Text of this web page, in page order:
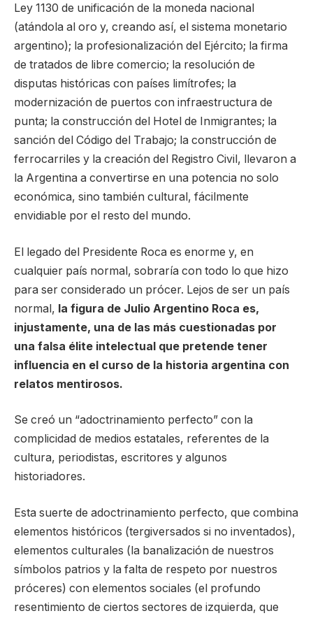
Ley 1130 de unificación de la moneda nacional
(atándola al oro y, creando así, el sistema monetario
argentino); la profesionalización del Ejército; la firma
de tratados de libre comercio; la resolución de
disputas históricas con países limítrofes; la
modernización de puertos con infraestructura de
punta; la construcción del Hotel de Inmigrantes; la
sanción del Código del Trabajo; la construcción de
ferrocarriles y la creación del Registro Civil, llevaron a
la Argentina a convertirse en una potencia no solo
económica, sino también cultural, fácilmente
envidiable por el resto del mundo.
El legado del Presidente Roca es enorme y, en
cualquier país normal, sobraría con todo lo que hizo
para ser considerado un prócer. Lejos de ser un país
normal, la figura de Julio Argentino Roca es,
injustamente, una de las más cuestionadas por
una falsa élite intelectual que pretende tener
influencia en el curso de la historia argentina con
relatos mentirosos.
Se creó un “adoctrinamiento perfecto” con la
complicidad de medios estatales, referentes de la
cultura, periodistas, escritores y algunos
historiadores.
Esta suerte de adoctrinamiento perfecto, que combina
elementos históricos (tergiversados si no inventados),
elementos culturales (la banalización de nuestros
símbolos patrios y la falta de respeto por nuestros
próceres) con elementos sociales (el profundo
resentimiento de ciertos sectores de izquierda, que